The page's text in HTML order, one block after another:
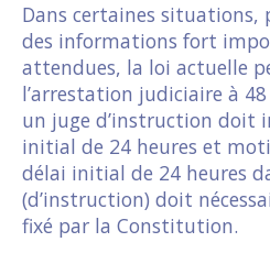
Dans certaines situations,
des informations fort
attendues, la loi actuelle
l’arrestation judiciaire à 48
un juge d’instruction doit
initial de 24 heures et
délai initial de 24 heures
(d’instruction) doit
fixé par la Constitution.